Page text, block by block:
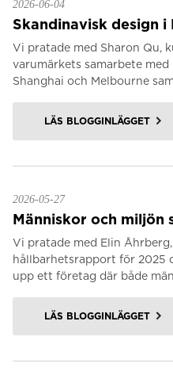
2026-06-04
Skandinavisk design i
Vi pratade med Sharon Qu,
varumärkets samarbete med
Shanghai och Melbourne
LÄS BLOGGINLÄGGET
2026-05-27
Människor och miljön
Vi pratade med Elin
hållbarhetsrapport för 2025
upp ett företag där både
LÄS BLOGGINLÄGGET